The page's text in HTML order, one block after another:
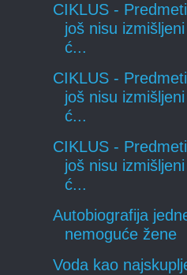
CIKLUS -
još nisu
ć...
CIKLUS -
još nisu
ć...
CIKLUS -
još nisu
ć...
Autobiografija
nemoguće žene
Voda kao